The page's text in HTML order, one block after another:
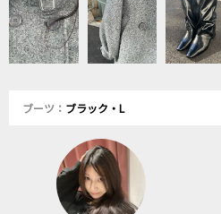
ブーツ： ブラック・L